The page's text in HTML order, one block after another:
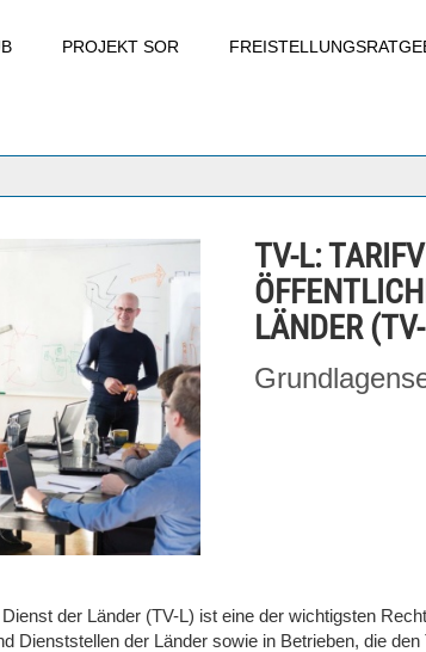
PROJEKT SOR
TV-L:
LÄNDER
der Länder (TV-L) ist eine der wichtigsten
Dienststellen der Länder sowie in Betrieben, die den